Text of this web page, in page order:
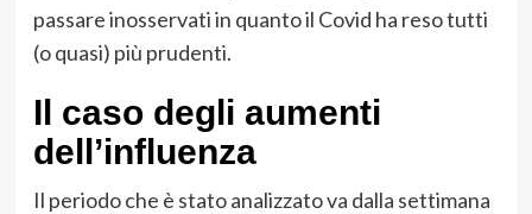
passare inosservati in quanto il Covid ha reso tutti
(o quasi) più prudenti.
Il caso degli aumenti
dell’influenza
Il periodo che è stato analizzato va dalla settimana